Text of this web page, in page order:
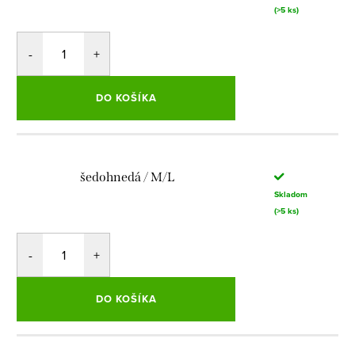
(>5 ks)
DO KOŠÍKA
šedohnedá / M/L
Skladom
(>5 ks)
DO KOŠÍKA